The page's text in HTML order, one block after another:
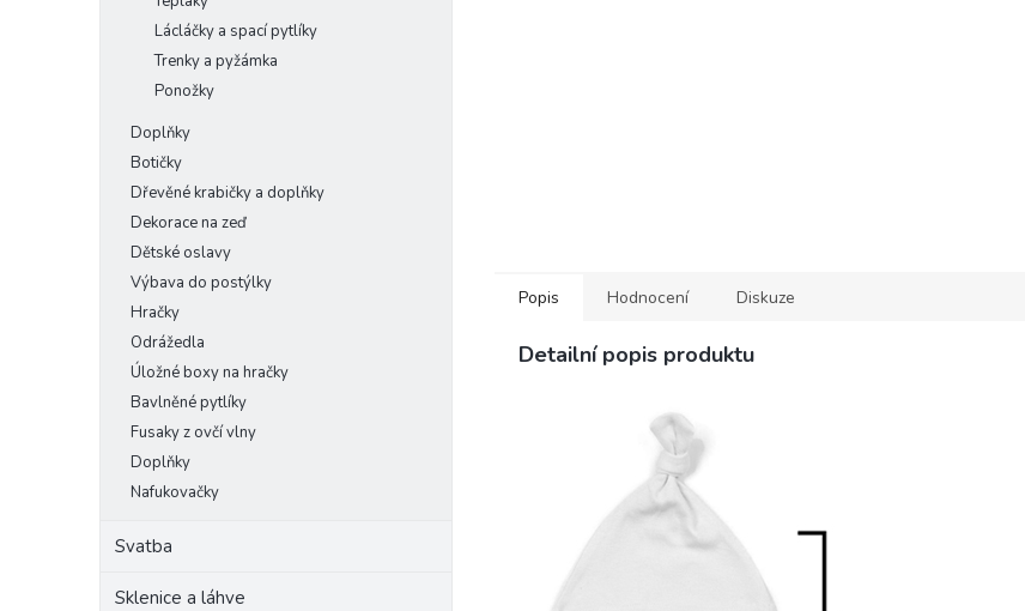
Lácláčky a spací pytlíky
Trenky a pyžámka
Ponožky
Doplňky
Botičky
Dřevěné krabičky a doplňky
Dekorace na zeď
Dětské oslavy
Výbava do postýlky
Hračky
Odrážedla
Úložné boxy na hračky
Bavlněné pytlíky
Fusaky z ovčí vlny
Doplňky
Nafukovačky
Svatba
Sklenice a láhve
Popis Hodnocení Diskuze
Detailní popis produktu